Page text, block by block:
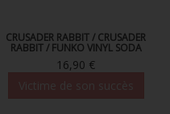
CRUSADER RABBIT / CRUSADER
RABBIT / FUNKO VINYL SODA
16,90 €